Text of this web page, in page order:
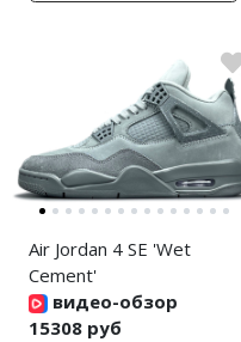
Air Jordan 4 SE 'Wet
Cement'
видео-обзор
15308 руб